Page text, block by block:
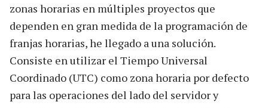
zonas horarias en múltiples proyectos que
dependen en gran medida de la programación de
franjas horarias, he llegado a una solución.
Consiste en utilizar el Tiempo Universal
Coordinado (UTC) como zona horaria por defecto
para las operaciones del lado del servidor y